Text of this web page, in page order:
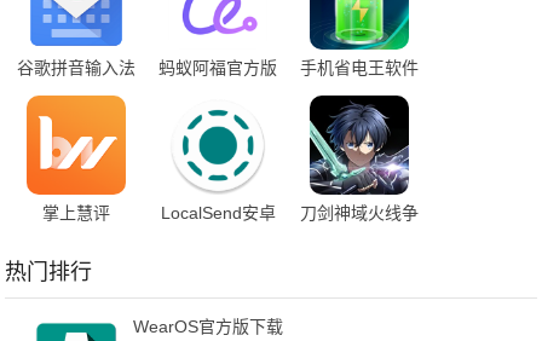
谷歌拼音输入法
app下载
蚂蚁阿福官方版
手机省电王软件
掌上慧评
LocalSend安卓
刀剑神域火线争
热门排行
WearOS官方版下载